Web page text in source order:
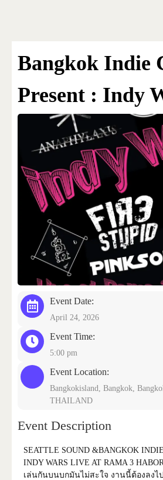
Bangkok Indie
Present : Indy
Event Date:
April 24, 2026
Event Time:
5:00 pm
Event Location:
Bangkokisland, Bangkok,
THAILAND
Event Description
SEATTLE SOUND &BANGKOK
INDY WARS LIVE AT RAMA 3
เล่นกันบนบกมันไม่สะใจ งานนี้ต้องลงไ